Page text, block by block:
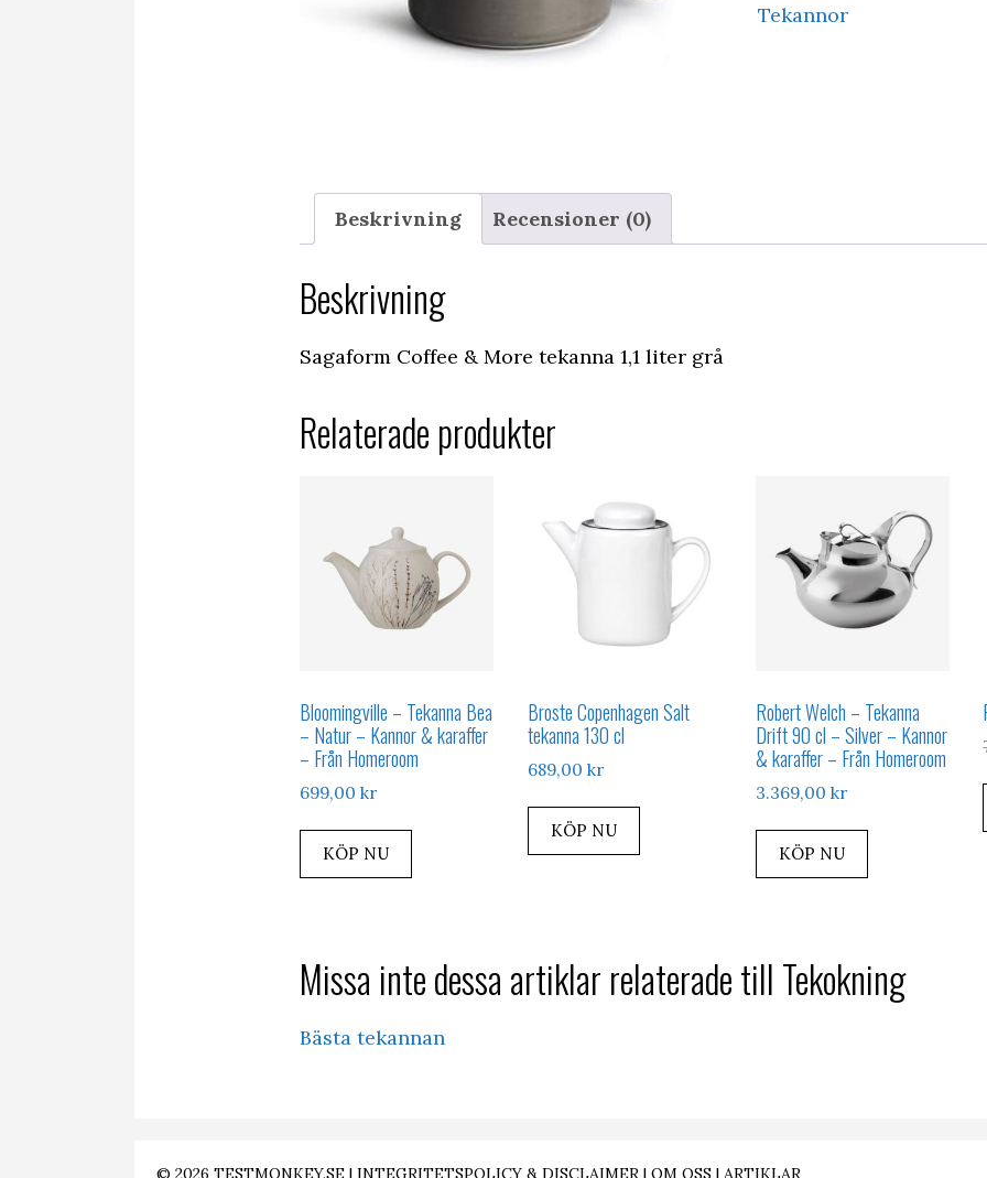
Tekannor
Beskrivning Recensioner (0)
Beskrivning
Sagaform Coffee & More tekanna 1,1 liter grå
Relaterade produkter
Bloomingville – Tekanna Bea
– Natur – Kannor & karaffer
– Från Homeroom
699,00 kr
KÖP NU
Broste Copenhagen Salt
tekanna 130 cl
689,00 kr
KÖP NU
Robert Welch – Tekanna
Drift 90 cl – Silver – Kannor
& karaffer – Från Homeroom
3.369,00 kr
KÖP NU
Missa inte dessa artiklar relaterade till Tekokning
Bästa tekannan
© 2026 TESTMONKEY.SE | INTEGRITETSPOLICY & DISCLAIMER | OM OSS | ARTIKLAR